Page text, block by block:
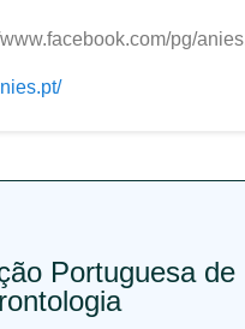
pg/
Portuguesa de